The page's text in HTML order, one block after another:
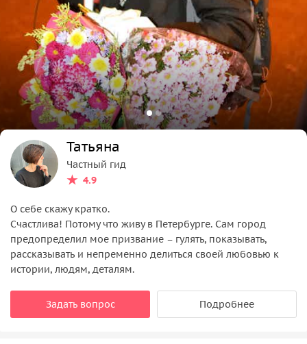
Татьяна
Частный гид
4.9
О себе скажу кратко.
Счастлива! Потому что живу в Петербурге. Сам город
предопределил мое призвание – гулять, показывать,
рассказывать и непременно делиться своей любовью к
истории, людям, деталям.
Задать вопрос Подробнее